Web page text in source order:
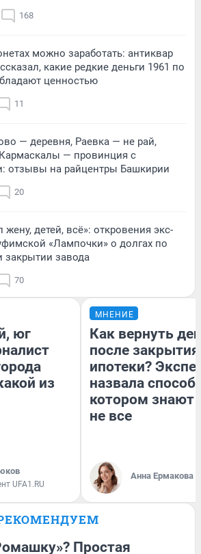
168
можно заработать: антиквар
какие редкие деньги 1961 по
ценностью
11
— деревня, Раевка — не рай,
— провинция с
отзывы на райцентры Башкирии
20
жену, детей, всё»: откровения экс-
«Лампочки» о долгах по
закрытии завода
70
юг
из
UFA1.RU
МНЕНИЕ
Как вернуть
после закрытия
ипотеки?
назвала
котором знают
не все
Анна Ермакова
Простая